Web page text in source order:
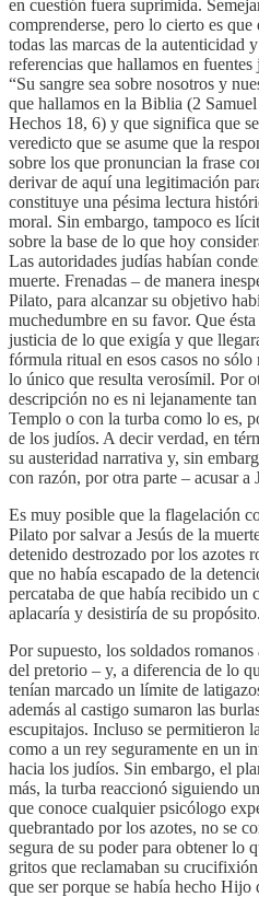
en cuestión fuera suprimida.
comprenderse, pero lo cierto es que
todas las marcas de la autenticidad
referencias que hallamos en
“Su sangre sea sobre nosotros y
que hallamos en la Biblia (2
Hechos 18, 6) y que significa que
veredicto que se asume que la
sobre los que pronuncian la frase
derivar de aquí una legitimación
constituye una pésima lectura
moral. Sin embargo, tampoco es
sobre la base de lo que hoy
Las autoridades judías habían
muerte. Frenadas – de manera
Pilato, para alcanzar su objetivo
muchedumbre en su favor. Que
justicia de lo que exigía y que
fórmula ritual en esos casos no
lo único que resulta verosímil. Por
descripción no es ni lejanamente
Templo o con la turba como lo es,
de los judíos. A decir verdad, en
su austeridad narrativa y, sin
con razón, por otra parte – acusar a
Es muy posible que la flagelación
Pilato por salvar a Jesús de la
detenido destrozado por los azotes
que no había escapado de la
percataba de que había recibido un
aplacaría y desistiría de su
Por supuesto, los soldados
del pretorio – y, a diferencia de lo
tenían marcado un límite de
además al castigo sumaron las
escupitajos. Incluso se permitieron
como a un rey seguramente en un
hacia los judíos. Sin embargo, el
más, la turba reaccionó siguiendo
que conoce cualquier psicólogo
quebrantado por los azotes, no se
segura de su poder para obtener lo
gritos que reclamaban su
que ser porque se había hecho Hijo